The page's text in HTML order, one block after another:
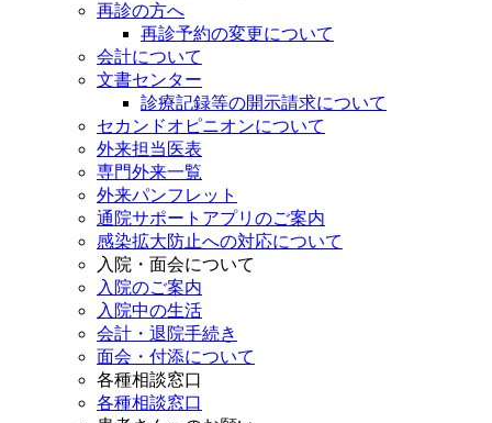
再診の方へ
再診予約の変更について
会計について
文書センター
診療記録等の開示請求について
セカンドオピニオンについて
外来担当医表
専門外来一覧
外来パンフレット
通院サポートアプリのご案内
感染拡大防止への対応について
入院・面会について
入院のご案内
入院中の生活
会計・退院手続き
面会・付添について
各種相談窓口
各種相談窓口